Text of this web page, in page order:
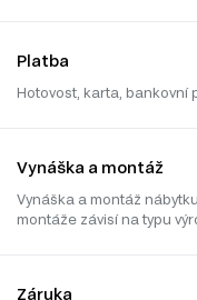
Platba
Hotovost, karta, bankovní
Vynáška a montáž
Vynáška a montáž
montáže závisí na typu
Záruka